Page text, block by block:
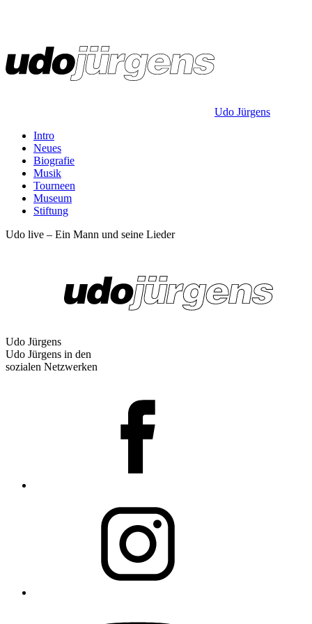
Udo Jürgens
Intro
Neues
Biografie
Musik
Tourneen
Museum
Stiftung
Udo live – Ein Mann und seine Lieder
Udo Jürgens
Udo Jürgens in den
sozialen Netzwerken